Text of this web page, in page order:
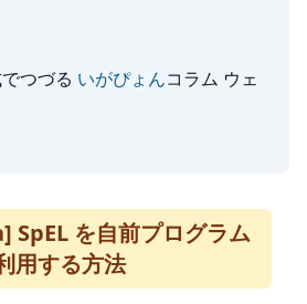
つづる いがぴょんコラム ウェ
を自前プログラム
用する方法